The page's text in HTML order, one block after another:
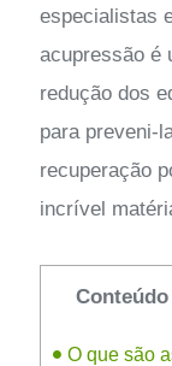
especialistas
acupressão é
redução dos
para preveni-
recuperação
incrível
O que são